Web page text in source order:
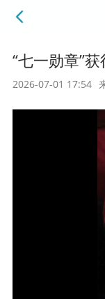
“七一勋章”
2026-07-01 17:54